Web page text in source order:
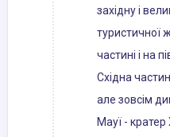
західну і
туристичної
частині і на
Східна
але зовсім
Мауї -